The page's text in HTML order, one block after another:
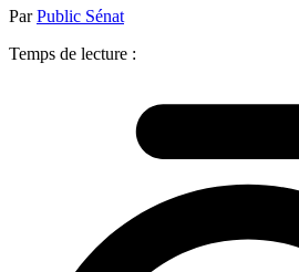
ParPublic Sénat
Temps de lecture :